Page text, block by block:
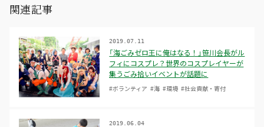
関連記事
「海ごみゼロ王に俺はなる！」笹川会長がル
フィにコスプレ？世界のコスプレイヤーが
集うごみ拾いイベントが話題に
2019.07.11
#ボランティア #海 #環境 #社会貢献・寄付
2019.06.04